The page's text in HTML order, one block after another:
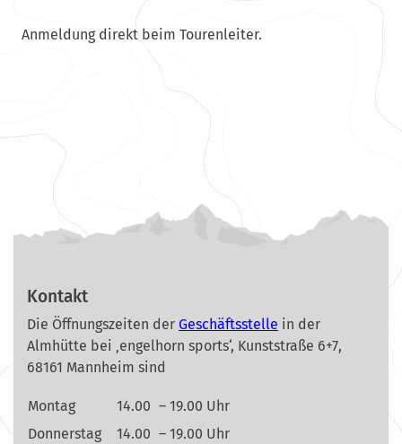
Anmeldung direkt beim Tourenleiter.
Kontakt
Die Öffnungszeiten der Geschäftsstelle in der
Almhütte bei ‚engelhorn sports‘, Kunststraße 6+7,
68161 Mannheim sind
Montag 14.00 – 19.00 Uhr
Donnerstag
14.00 – 19.00 Uhr